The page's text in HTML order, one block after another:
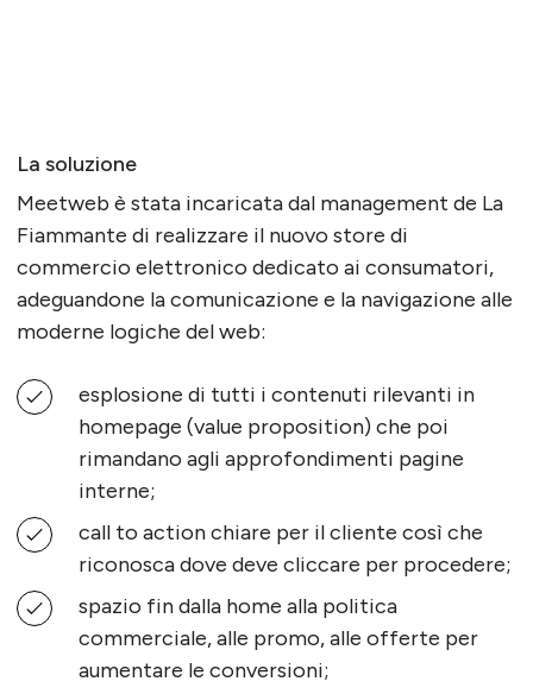
La soluzione
Meetweb è stata incaricata dal management de La
Fiammante di realizzare il nuovo store di
commercio elettronico dedicato ai consumatori,
adeguandone la comunicazione e la navigazione alle
moderne logiche del web:
esplosione di tutti i contenuti rilevanti in
homepage (value proposition) che poi
rimandano agli approfondimenti pagine
interne;
call to action chiare per il cliente così che
riconosca dove deve cliccare per procedere;
spazio fin dalla home alla politica
commerciale, alle promo, alle offerte per
aumentare le conversioni;